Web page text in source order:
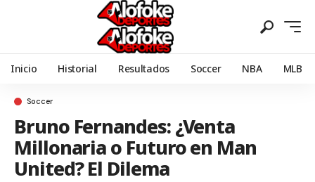
Inicio Historial Resultados Soccer NBA MLB
Soccer
Bruno Fernandes: ¿Venta
Millonaria o Futuro en Man
United? El Dilema